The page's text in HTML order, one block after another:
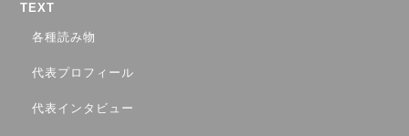
TEXT
各種読み物
代表プロフィール
代表インタビュー